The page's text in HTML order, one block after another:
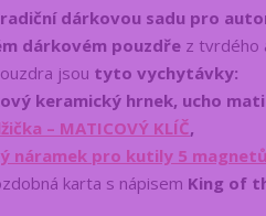
dárkovou sadu pro
dárkovém pouzdře z tvrdého
jsou tyto vychytávky:
keramický hrnek, ucho
– MATICOVÝ KLÍČ,
náramek pro kutily 5 magnetů
karta s nápisem King of